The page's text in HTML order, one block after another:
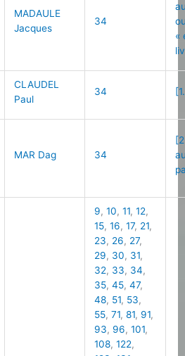
MADAULE
Jacques
34
«
CLAUDEL
Paul
34
MAR Dag 34
9,10,11,12,
15,16,17, 21,
23, 26, 27,
29, 30, 31,
32, 33, 34,
35,45,47,
48, 51, 53,
55,71,81, 91,
93, 96,101,
108,122,